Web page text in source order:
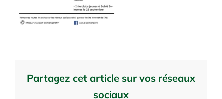
Partagez cet article sur vos réseaux
sociaux